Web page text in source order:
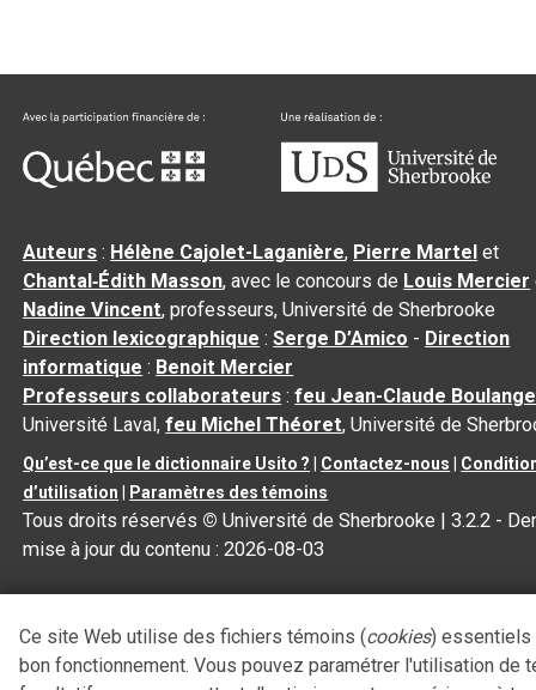
Auteurs : Hélène Cajolet-Laganière, Pierre Martel et
Chantal‑Édith Masson, avec le concours de Louis Mercier
Nadine Vincent, professeurs, Université de Sherbrooke
Direction lexicographique :Serge D’Amico - Direction
informatique : Benoit Mercier
Professeurs collaborateurs :feu Jean-Claude
Université Laval,feu Michel Théoret, Université de
Qu’est-ce que le dictionnaire Usito ? | Contactez-nous |
d’utilisation | Paramètres des témoins
Tous droits réservés © Université de Sherbrooke |3.2.2 -
mise à jour du contenu :2026-08-03
Ce site Web utilise des fichiers témoins (cookies) essentiels
bon fonctionnement. Vous pouvez paramétrer l'utilisation de